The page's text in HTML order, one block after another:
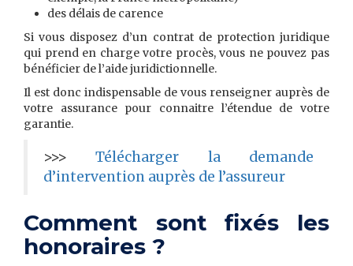
des délais de carence
Si vous disposez d’un contrat de protection juridique
qui prend en charge votre procès, vous ne pouvez pas
bénéficier de l’aide juridictionnelle.
Il est donc indispensable de vous renseigner auprès de
votre assurance pour connaitre l’étendue de votre
garantie.
>>>Télécharger la demande
d’intervention auprès de l’assureur
Comment sont fixés les
honoraires ?